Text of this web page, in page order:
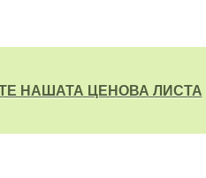
НАШАТА ЦЕНОВА ЛИСТА